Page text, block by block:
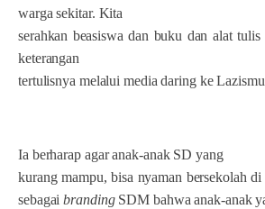
warga sekitar. Kita
serahkan beasiswa dan buku dan alat tulis
keterangan
tertulisnya melalui media daring ke
Ia berharap agar anak-anak SD yang
kurang mampu, bisa nyaman bersekolah
sebagaibrandingSDM bahwa anak-anak